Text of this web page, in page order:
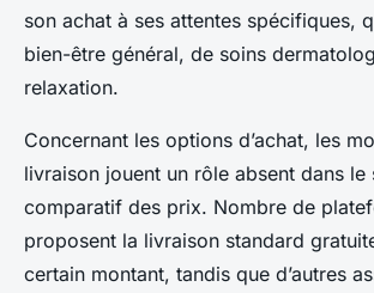
son achat à ses attentes spécifiques,
bien-être général, de soins
relaxation.
Concernant les options d’achat, les
livraison jouent un rôle absent dans le
comparatif des prix. Nombre de
proposent la livraison standard
certain montant, tandis que d’autres